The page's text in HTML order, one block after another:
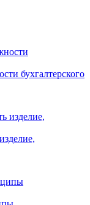
бухгалтерского